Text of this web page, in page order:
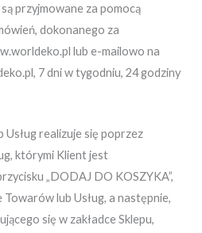
przyjmowane za pomocą
dokonanego za
lub e-mailowo na
7 dni w tygodniu, 24 godziny
realizuje się poprzez
którymi Klient jest
„DODAJ DO KOSZYKA”,
lub Usług, a następnie,
się w zakładce Sklepu,